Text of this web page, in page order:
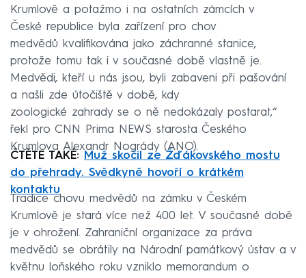
Krumlově a potažmo i na ostatních zámcích v
České republice byla zařízení pro chov
medvědů kvalifikována jako záchranné stanice,
protože tomu tak i v současné době vlastně je.
Medvědi, kteří u nás jsou, byli zabaveni při pašování
a našli zde útočiště v době, kdy
zoologické zahrady se o ně nedokázaly postarat,“
řekl pro CNN Prima NEWS starosta Českého
Krumlova Alexandr Nogrády (ANO).
ČTĚTE TAKÉ:
Muž skočil ze Žďákovského mostu
do přehrady. Svědkyně hovoří o krátkém
kontaktu
Tradice chovu medvědů na zámku v Českém
Krumlově je stará více než 400 let. V současné době
je v ohrožení. Zahraniční organizace za práva
medvědů se obrátily na Národní památkový ústav a v
květnu loňského roku vzniklo memorandum o